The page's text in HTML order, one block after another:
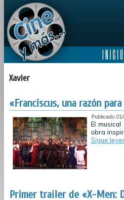
I N I C I O
Xavier
«Franciscus, una razón
Publicado
El
obra
Sigue
Primer trailer de «X-Men: